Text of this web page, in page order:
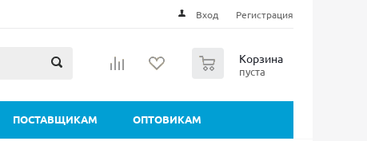
Вход Регистрация
Корзина
пуста
ПОСТАВЩИКАМ ОПТОВИКАМ